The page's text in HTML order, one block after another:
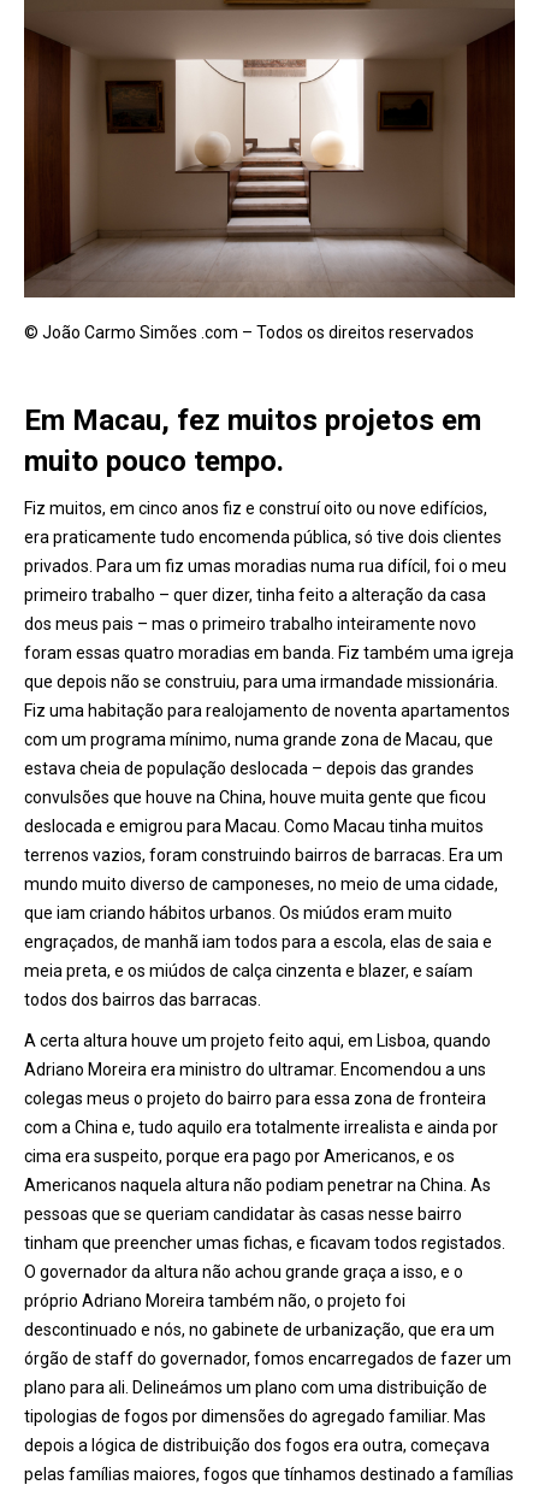
© João Carmo Simões .com – Todos os direitos reservados
Em Macau, fez muitos projetos em
muito pouco tempo.
Fiz muitos, em cinco anos fiz e construí oito ou nove edifícios,
era praticamente tudo encomenda pública, só tive dois clientes
privados. Para um fiz umas moradias numa rua difícil, foi o meu
primeiro trabalho – quer dizer, tinha feito a alteração da casa
dos meus pais – mas o primeiro trabalho inteiramente novo
foram essas quatro moradias em banda. Fiz também uma igreja
que depois não se construiu, para uma irmandade missionária.
Fiz uma habitação para realojamento de noventa apartamentos
com um programa mínimo, numa grande zona de Macau, que
estava cheia de população deslocada – depois das grandes
convulsões que houve na China, houve muita gente que ficou
deslocada e emigrou para Macau. Como Macau tinha muitos
terrenos vazios, foram construindo bairros de barracas. Era um
mundo muito diverso de camponeses, no meio de uma cidade,
que iam criando hábitos urbanos. Os miúdos eram muito
engraçados, de manhã iam todos para a escola, elas de saia e
meia preta, e os miúdos de calça cinzenta e blazer, e saíam
todos dos bairros das barracas.
A certa altura houve um projeto feito aqui, em Lisboa, quando
Adriano Moreira era ministro do ultramar. Encomendou a uns
colegas meus o projeto do bairro para essa zona de fronteira
com a China e, tudo aquilo era totalmente irrealista e ainda por
cima era suspeito, porque era pago por Americanos, e os
Americanos naquela altura não podiam penetrar na China. As
pessoas que se queriam candidatar às casas nesse bairro
tinham que preencher umas fichas, e ficavam todos registados.
O governador da altura não achou grande graça a isso, e o
próprio Adriano Moreira também não, o projeto foi
descontinuado e nós, no gabinete de urbanização, que era um
órgão de staff do governador, fomos encarregados de fazer um
plano para ali. Delineámos um plano com uma distribuição de
tipologias de fogos por dimensões do agregado familiar. Mas
depois a lógica de distribuição dos fogos era outra, começava
pelas famílias maiores, fogos que tínhamos destinado a famílias